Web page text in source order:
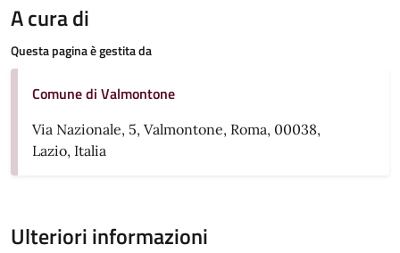
A cura di
Questa pagina è gestita da
Comune di Valmontone
Via Nazionale, 5, Valmontone, Roma, 00038,
Lazio, Italia
Ulteriori informazioni